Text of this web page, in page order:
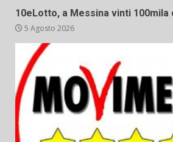
10eLotto, a Messina vinti 100mila
5 Agosto 2026